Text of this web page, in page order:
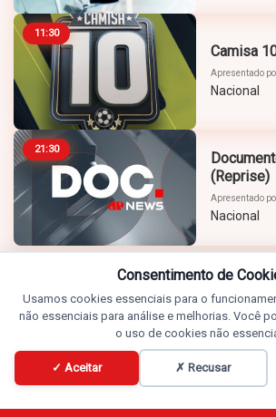
11:30
Camisa
Apresentado
Nacional
21:30
(Reprise)
Apresentado
Nacional
Programação
Consentimento de
Usamos cookies essenciais para o
não essenciais para análise e melhorias. Você
o uso de cookies não
✓ Aceitar ✗ Recusar